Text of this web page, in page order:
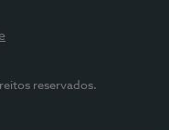
reservados.